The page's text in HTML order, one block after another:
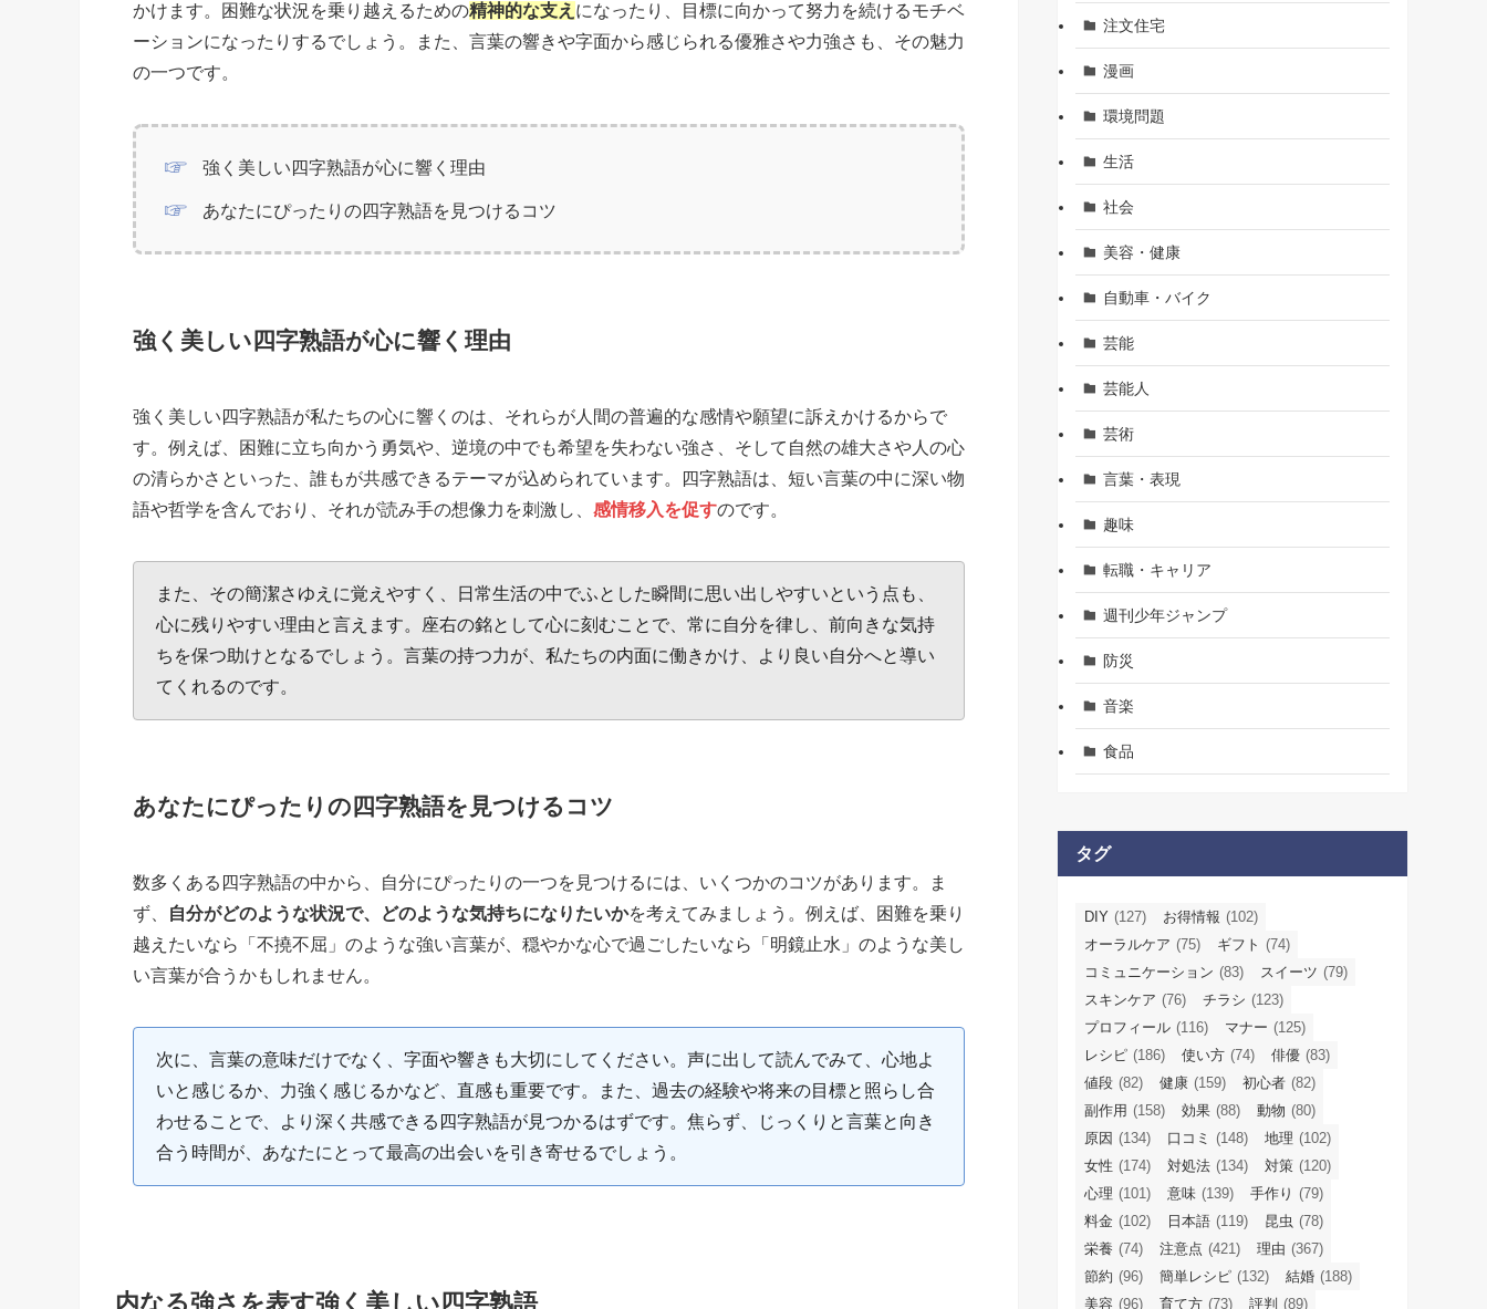
かけます。困難な状況を乗り越えるための精神的な支え になったり、目標に向かって努力を続けるモチベ
ーションになったりするでしょう。また、言葉の響きや字面から感じられる優雅さや力強さも、その魅力
の一つです。
強く美しい四字熟語が心に響く理由
あなたにぴったりの四字熟語を見つけるコツ
強く美しい四字熟語が心に響く理由
強く美しい四字熟語が私たちの心に響くのは、それらが人間の普遍的な感情や願望に訴えかけるからで
す。例えば、困難に立ち向かう勇気や、逆境の中でも希望を失わない強さ、そして自然の雄大さや人の心
の清らかさといった、誰もが共感できるテーマが込められています。四字熟語は、短い言葉の中に深い物
語や哲学を含んでおり、それが読み手の想像力を刺激し、 感情移入を促すのです。
また、その簡潔さゆえに覚えやすく、日常生活の中でふとした瞬間に思い出しやすいという点も、
心に残りやすい理由と言えます。座右の銘として心に刻むことで、常に自分を律し、前向きな気持
ちを保つ助けとなるでしょう。言葉の持つ力が、私たちの内面に働きかけ、より良い自分へと導い
てくれるのです。
あなたにぴったりの四字熟語を見つけるコツ
数多くある四字熟語の中から、自分にぴったりの一つを見つけるには、いくつかのコツがあります。ま
ず、
自分がどのような状況で、どのような気持ちになりたいかを考えてみましょう。例えば、困難を乗り
越えたいなら「不撓不屈」のような強い言葉が、穏やかな心で過ごしたいなら「明鏡止水」のような美し
い言葉が合うかもしれません。
次に、言葉の意味だけでなく、字面や響きも大切にしてください。声に出して読んでみて、心地よ
いと感じるか、力強く感じるかなど、直感も重要です。また、過去の経験や将来の目標と照らし合
わせることで、より深く共感できる四字熟語が見つかるはずです。焦らず、じっくりと言葉と向き
合う時間が、あなたにとって最高の出会いを引き寄せるでしょう。
内なる強さを表す強く美しい四字熟語
注文住宅
漫画
環境問題
生活
社会
美容・健康
自動車・バイク
芸能
芸能人
芸術
言葉・表現
趣味
転職・キャリア
週刊少年ジャンプ
防災
音楽
食品
タグ
DIY (127) お得情報 (102)
オーラルケア (75) ギフト (74)
コミュニケーション (83) スイーツ (79)
スキンケア (76) チラシ (123)
プロフィール (116) マナー (125)
レシピ (186) 使い方 (74) 俳優 (83)
値段 (82) 健康 (159) 初心者 (82)
副作用 (158) 効果 (88) 動物 (80)
原因 (134) 口コミ (148) 地理 (102)
女性 (174) 対処法 (134) 対策 (120)
心理 (101) 意味 (139) 手作り (79)
料金 (102) 日本語 (119) 昆虫 (78)
栄養 (74) 注意点 (421) 理由 (367)
節約 (96) 簡単レシピ (132) 結婚 (188)
美容 (96) 育て方 (73) 評判 (89)